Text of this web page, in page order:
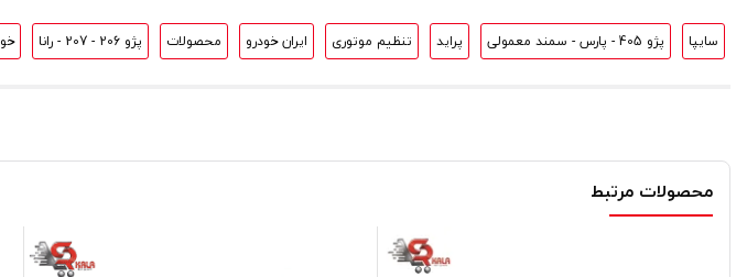
سایپا پژو 405 - پارس - سمند معمولی پراید تنظیم موتوری ایران خودرو محصولات پژو 206 - 207 - رانا
محصولات مرتبط